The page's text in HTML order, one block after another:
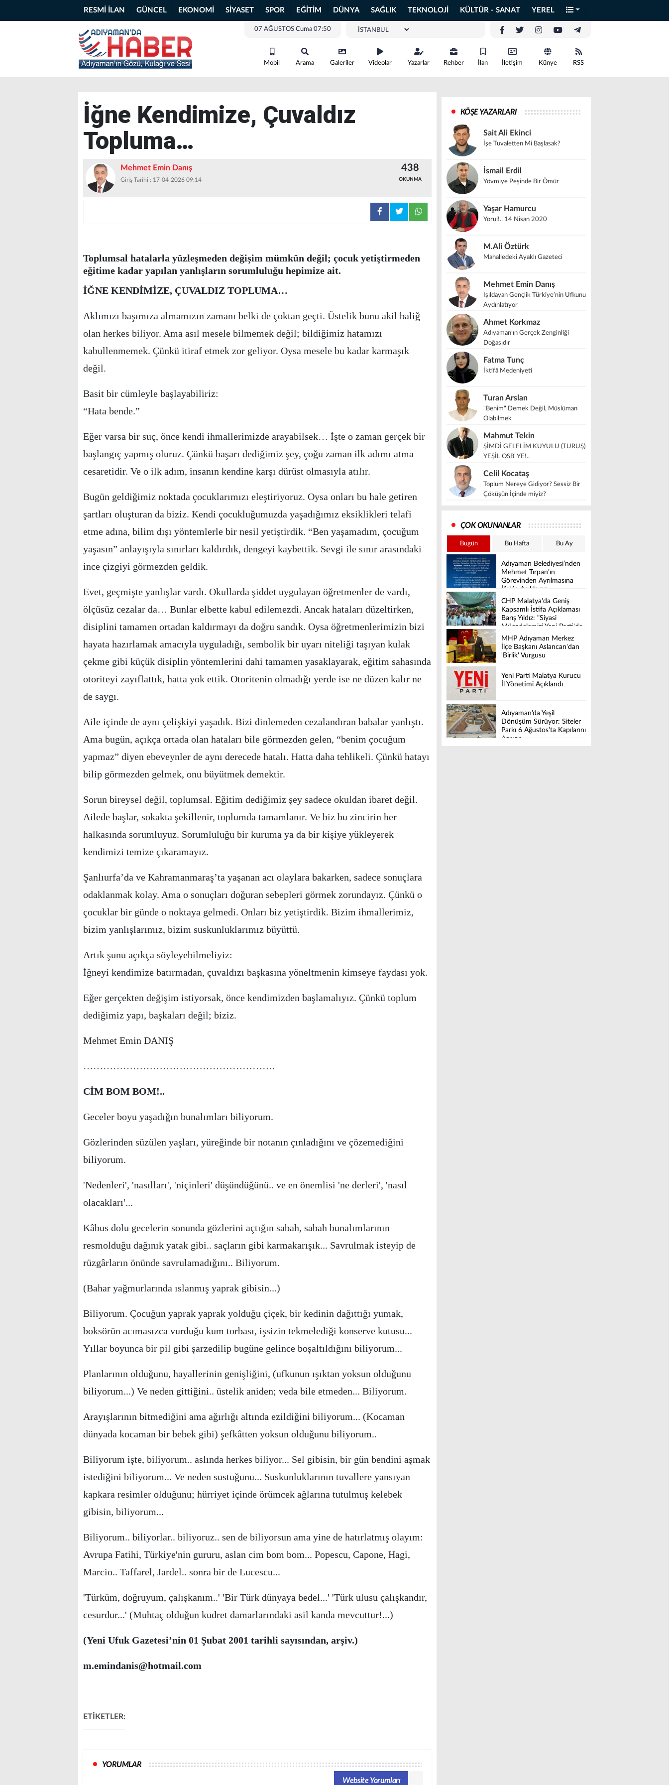
RESMİ İLAN GÜNCEL EKONOMİ SİYASET SPOR EĞİTİM DÜNYA SAĞLIK TEKNOLOJİ KÜLTÜR - SANAT YEREL
07 AĞUSTOS Cuma 07:50
Mobil Arama Galeriler Videolar Yazarlar Rehber İlan İletişim Künye RSS
İğne Kendimize, Çuvaldız
Topluma…
Mehmet Emin Danış
Giriş Tarihi : 17-04-2026 09:14
438
OKUNMA
Toplumsal hatalarla yüzleşmeden değişim mümkün değil; çocuk yetiştirmeden
eğitime kadar yapılan yanlışların sorumluluğu hepimize ait.
İĞNE KENDİMİZE, ÇUVALDIZ TOPLUMA…
Aklımızı başımıza almamızın zamanı belki de çoktan geçti. Üstelik bunu akil baliğ
olan herkes biliyor. Ama asıl mesele bilmemek değil; bildiğimiz hatamızı
kabullenmemek. Çünkü itiraf etmek zor geliyor. Oysa mesele bu kadar karmaşık
değil.
Basit bir cümleyle başlayabiliriz:
“Hata bende.”
Eğer varsa bir suç, önce kendi ihmallerimizde arayabilsek… İşte o zaman gerçek bir
başlangıç yapmış oluruz. Çünkü başarı dediğimiz şey, çoğu zaman ilk adımı atma
cesaretidir. Ve o ilk adım, insanın kendine karşı dürüst olmasıyla atılır.
Bugün geldiğimiz noktada çocuklarımızı eleştiriyoruz. Oysa onları bu hale getiren
şartları oluşturan da biziz. Kendi çocukluğumuzda yaşadığımız eksiklikleri telafi
etme adına, bilim dışı yöntemlerle bir nesil yetiştirdik. “Ben yaşamadım, çocuğum
yaşasın” anlayışıyla sınırları kaldırdık, dengeyi kaybettik. Sevgi ile sınır arasındaki
ince çizgiyi görmezden geldik.
Evet, geçmişte yanlışlar vardı. Okullarda şiddet uygulayan öğretmenler de vardı,
ölçüsüz cezalar da… Bunlar elbette kabul edilemezdi. Ancak hataları düzeltirken,
disiplini tamamen ortadan kaldırmayı da doğru sandık. Oysa öğretmenlerimizin bizi
hayata hazırlamak amacıyla uyguladığı, sembolik bir uyarı niteliği taşıyan kulak
çekme gibi küçük disiplin yöntemlerini dahi tamamen yasaklayarak, eğitim sahasında
otoriteyi zayıflattık, hatta yok ettik. Otoritenin olmadığı yerde ise ne düzen kalır ne
de saygı.
Aile içinde de aynı çelişkiyi yaşadık. Bizi dinlemeden cezalandıran babalar yanlıştı.
Ama bugün, açıkça ortada olan hataları bile görmezden gelen, “benim çocuğum
yapmaz” diyen ebeveynler de aynı derecede hatalı. Hatta daha tehlikeli. Çünkü hatayı
bilip görmezden gelmek, onu büyütmek demektir.
Sorun bireysel değil, toplumsal. Eğitim dediğimiz şey sadece okuldan ibaret değil.
Ailede başlar, sokakta şekillenir, toplumda tamamlanır. Ve biz bu zincirin her
halkasında sorumluyuz. Sorumluluğu bir kuruma ya da bir kişiye yükleyerek
kendimizi temize çıkaramayız.
Şanlıurfa’da ve Kahramanmaraş’ta yaşanan acı olaylara bakarken, sadece sonuçlara
odaklanmak kolay. Ama o sonuçları doğuran sebepleri görmek zorundayız. Çünkü o
çocuklar bir günde o noktaya gelmedi. Onları biz yetiştirdik. Bizim ihmallerimiz,
bizim yanlışlarımız, bizim suskunluklarımız büyüttü.
Artık şunu açıkça söyleyebilmeliyiz:
İğneyi kendimize batırmadan, çuvaldızı başkasına yöneltmenin kimseye faydası yok.
Eğer gerçekten değişim istiyorsak, önce kendimizden başlamalıyız. Çünkü toplum
dediğimiz yapı, başkaları değil; biziz.
Mehmet Emin DANIŞ
………………………………………………….
CİM BOM BOM!..
Geceler boyu yaşadığın bunalımları biliyorum.
Gözlerinden süzülen yaşları, yüreğinde bir notanın çınladığını ve çözemediğini
biliyorum.
'Nedenleri', 'nasılları', 'niçinleri' düşündüğünü.. ve en önemlisi 'ne derleri', 'nasıl
olacakları'...
Kâbus dolu gecelerin sonunda gözlerini açtığın sabah, sabah bunalımlarının
resmolduğu dağınık yatak gibi.. saçların gibi karmakarışık... Savrulmak isteyip de
rüzgârların önünde savrulamadığını.. Biliyorum.
(Bahar yağmurlarında ıslanmış yaprak gibisin...)
Biliyorum. Çocuğun yaprak yaprak yolduğu çiçek, bir kedinin dağıttığı yumak,
boksörün acımasızca vurduğu kum torbası, işsizin tekmelediği konserve kutusu...
Yıllar boyunca bir pil gibi şarzedilip bugüne gelince boşaltıldığını biliyorum...
Planlarının olduğunu, hayallerinin genişliğini, (ufkunun ışıktan yoksun olduğunu
biliyorum...) Ve neden gittiğini.. üstelik aniden; veda bile etmeden... Biliyorum.
Arayışlarının bitmediğini ama ağırlığı altında ezildiğini biliyorum... (Kocaman
dünyada kocaman bir bebek gibi) şefkâtten yoksun olduğunu biliyorum..
Biliyorum işte, biliyorum.. aslında herkes biliyor... Sel gibisin, bir gün bendini aşmak
istediğini biliyorum... Ve neden sustuğunu... Suskunluklarının tuvallere yansıyan
kapkara resimler olduğunu; hürriyet içinde örümcek ağlarına tutulmuş kelebek
gibisin, biliyorum...
Biliyorum.. biliyorlar.. biliyoruz.. sen de biliyorsun ama yine de hatırlatmış olayım:
Avrupa Fatihi, Türkiye'nin gururu, aslan cim bom bom... Popescu, Capone, Hagi,
Marcio.. Taffarel, Jardel.. sonra bir de Lucescu...
'Türküm, doğruyum, çalışkanım..' 'Bir Türk dünyaya bedel...' 'Türk ulusu çalışkandır,
cesurdur...' (Muhtaç olduğun kudret damarlarındaki asil kanda mevcuttur!...)
(Yeni Ufuk Gazetesi’nin 01 Şubat 2001 tarihli sayısından, arşiv.)
m.emindanis@hotmail.com
ETİKETLER:
YORUMLAR
Website Yorumları
KÖŞE YAZARLARI
Sait Ali Ekinci
İşe Tuvaletten Mi Başlasak?
İsmail Erdil
Yövmiye Peşinde Bir Ömür
Yaşar Hamurcu
Yorul!.. 14 Nisan 2020
M.Ali Öztürk
Mahalledeki Ayaklı Gazeteci
Mehmet Emin Danış
Işıldayan Gençlik Türkiye’nin Ufkunu
Aydınlatıyor
Ahmet Korkmaz
Adıyaman’ın Gerçek Zenginliği
Doğasıdır
Fatma Tunç
İktifâ Medeniyeti
Turan Arslan
"Benim" Demek Değil, Müslüman
Olabilmek
Mahmut Tekin
ŞİMDİ GELELİM KUYULU (TURUŞ)
YEŞİL OSB’ YE!..
Celil Kocataş
Toplum Nereye Gidiyor? Sessiz Bir
Çöküşün İçinde miyiz?
ÇOK OKUNANLAR
Bugün Bu Hafta Bu Ay
Adıyaman Belediyesi’nden
Mehmet Tırpan’ın
Görevinden Ayrılmasına
İlişkin Açıklama
CHP Malatya'da Geniş
Kapsamlı İstifa Açıklaması
Barış Yıldız: "Siyasi
Mücadelemizi Yeni Parti'de
Sürdüreceğiz"
MHP Adıyaman Merkez
İlçe Başkanı Aslancan'dan
'Birlik' Vurgusu
Yeni Parti Malatya Kurucu
İl Yönetimi Açıklandı
Adıyaman’da Yeşil
Dönüşüm Sürüyor: Siteler
Parkı 6 Ağustos’ta Kapılarını
Açıyor